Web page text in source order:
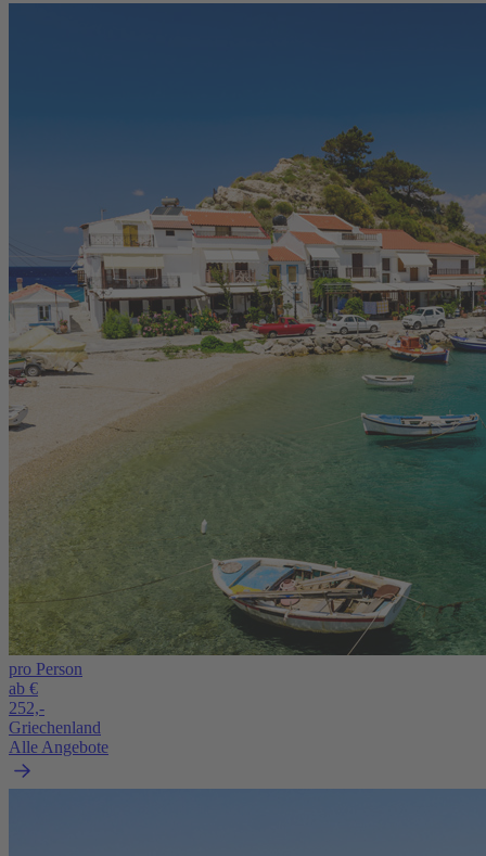
pro Person
ab €
252,-
Griechenland
Alle Angebote